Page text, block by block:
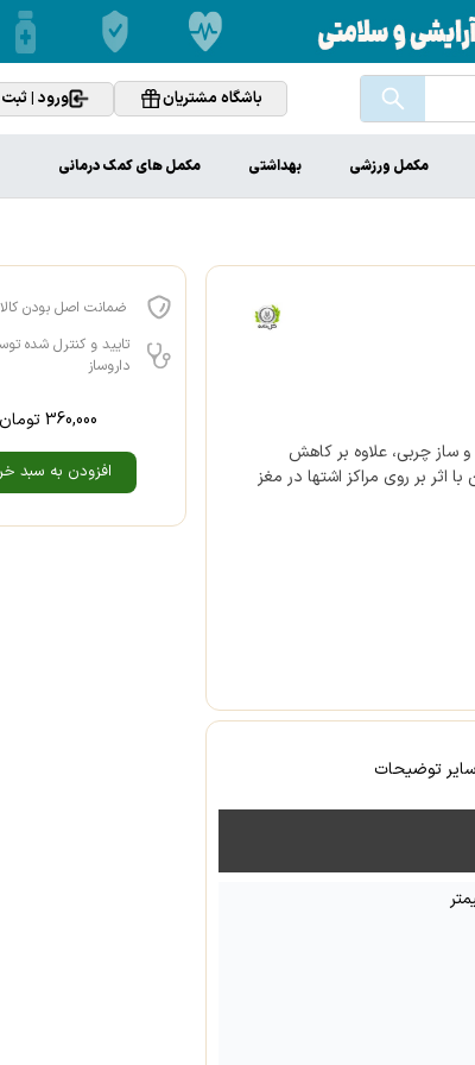
باشگاه مشتریان ورود |
مکمل ورزشی بهداشتی مکمل های کمک درمانی
ساز چربی، علاوه بر کاهش
بر روی مراکز اشتها در مغز
سایر توضیحات
ضمانت اصل بودن کالا
تایید و کنترل شده
داروساز
360,000 تومان
افزودن به سبد